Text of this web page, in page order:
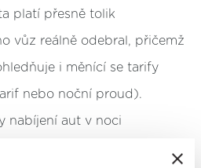
platí přesně tolik
vůz reálně odebral, přičemž
i měnící se tarify
nebo noční proud).
nabíjení aut v noci